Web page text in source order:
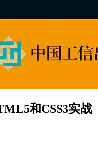
和CSS3实战